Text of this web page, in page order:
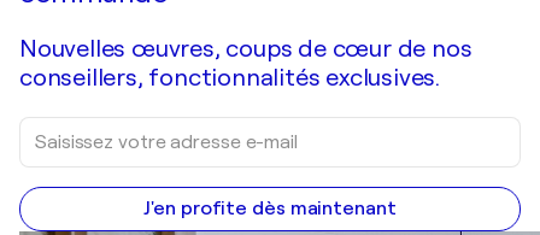
Nouvelles œuvres, coups de cœur de nos
conseillers, fonctionnalités exclusives.
J'en profite dès maintenant